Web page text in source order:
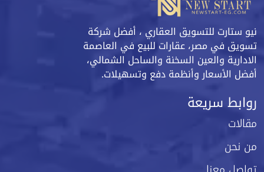
نيو ستارت للتسويق العقاري ، أفضل شركة
تسويق في مصر، عقارات للبيع في العاصمة
الادارية والعين السخنة والساحل الشمالي،
أفضل الأسعار وأنظمة دفع وتسهيلات.
روابط سريعة
مقالات
من نحن